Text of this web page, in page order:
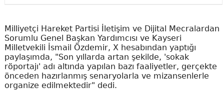
Milliyetçi Hareket Partisi İletişim ve Dijital Mecralardan
Sorumlu Genel Başkan Yardımcısı ve Kayseri
Milletvekili İsmail Özdemir, X hesabından yaptığı
paylaşımda, "Son yıllarda artan şekilde, 'sokak
röportajı' adı altında yapılan bazı faaliyetler, gerçekte
önceden hazırlanmış senaryolarla ve mizansenlerle
organize edilmektedir" dedi.